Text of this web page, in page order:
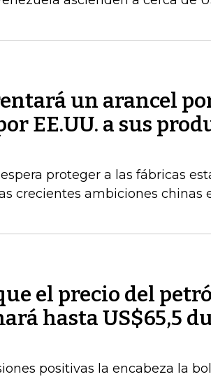
un arancel
EE.UU. a sus
proteger a las fábricas
crecientes ambiciones chinas
el precio del
hasta US$65,5
positivas la encabeza la